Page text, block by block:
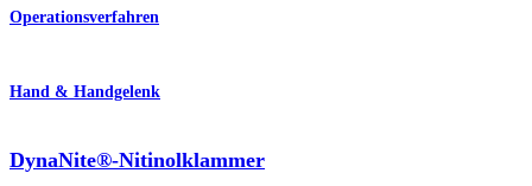
Operationsverfahren
Hand & Handgelenk
DynaNite®-Nitinolklammer